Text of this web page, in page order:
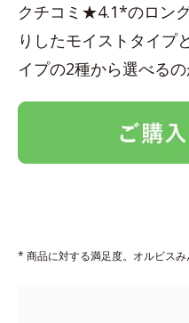
クチコミ★4.1*のロン
りしたモイストタイプ
イプの2種から選べるの
* 商品に対する満足度。オルビス